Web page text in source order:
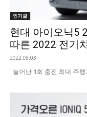
인기글
현대 아이오닉5
따른 2022 전기
2022.08.03
늘어난 1회 충전 최대 주